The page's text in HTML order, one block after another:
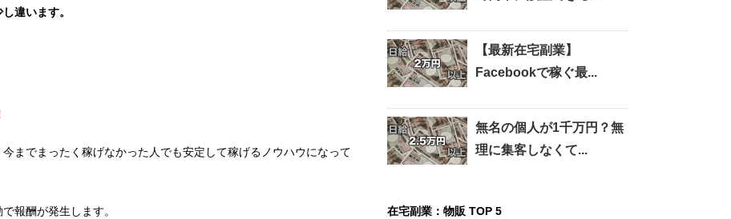
違います。
までまったく稼げなかった人でも安定して稼げるノウハウになって
報酬が発生します。
【最新在宅副業】
Facebookで稼ぐ最...
無名の個人が1千万円？無
理に集客しなくて...
在宅副業：物販 TOP 5